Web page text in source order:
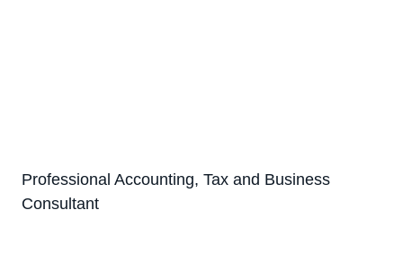
Professional Accounting, Tax and Business
Consultant